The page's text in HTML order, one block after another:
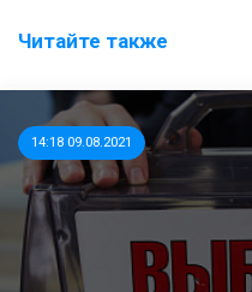
Читайте также
14:18 09.08.2021